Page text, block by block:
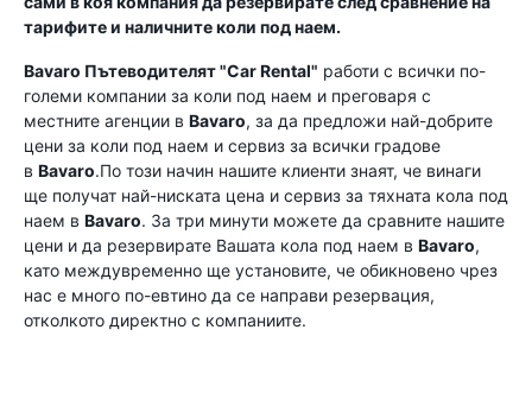
тарифите и наличните коли под наем.
Bavaro Пътеводителят "Car Rental" работи с всички по-
големи компании за коли под наем и преговаря с
местните агенции в Bavaro, за да предложи най-добрите
цени за коли под наем и сервиз за всички градове
в Bavaro.По този начин нашите клиенти знаят, че винаги
ще получат най-ниската цена и сервиз за тяхната кола под
наем в Bavaro. За три минути можете да сравните нашите
цени и да резервирате Вашата кола под наем в Bavaro,
като междувременно ще установите, че обикновено чрез
нас е много по-евтино да се направи резервация,
отколкото директно с компаниите.